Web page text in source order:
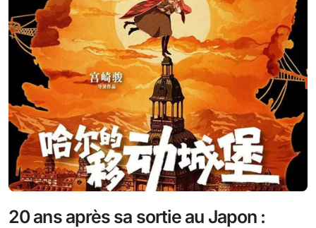
20 ans après sa sortie au Japon :